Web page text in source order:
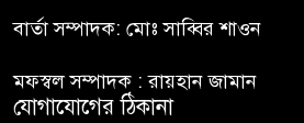
অনুষ্ঠানস্থল
বার্তা সম্পাদক: মোঃ সাব্বির শাওন
মফস্বল সম্পাদক : রায়হান জামান
যোগাযোগের ঠিকানা